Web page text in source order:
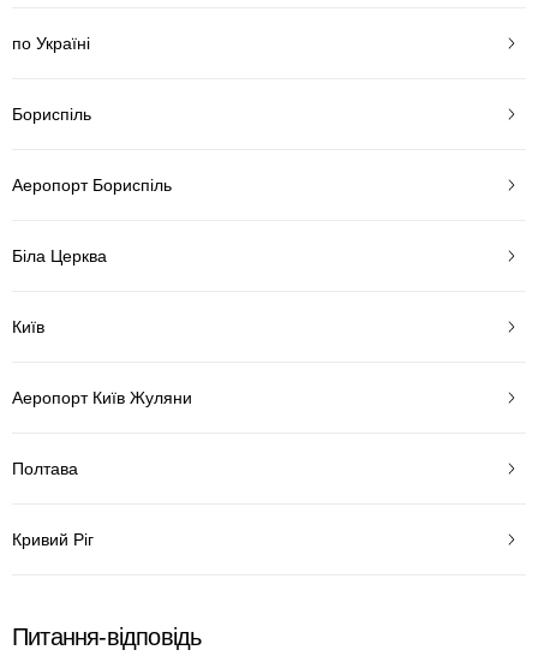
по Україні
Бориспіль
Аеропорт Бориспіль
Біла Церква
Київ
Аеропорт Київ Жуляни
Полтава
Кривий Ріг
Питання-відповідь